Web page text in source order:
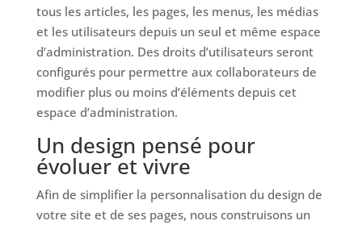
tous les articles, les pages, les menus, les médias
et les utilisateurs depuis un seul et même espace
d’administration. Des droits d’utilisateurs seront
configurés pour permettre aux collaborateurs de
modifier plus ou moins d’éléments depuis cet
espace d’administration.
Un design pensé pour
évoluer et vivre
Afin de simplifier la personnalisation du design de
votre site et de ses pages, nous construisons un